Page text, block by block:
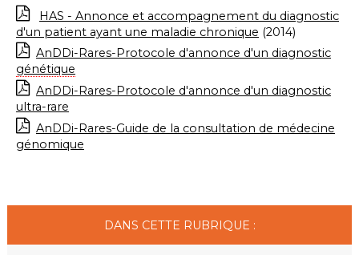
HAS - Annonce et accompagnement du diagnostic
d'un patient ayant une maladie chronique (2014)
AnDDi-Rares-Protocole d'annonce d'un diagnostic
génétique
AnDDi-Rares-Protocole d'annonce d'un diagnostic
ultra-rare
AnDDi-Rares-Guide de la consultation de médecine
génomique
DANS CETTE RUBRIQUE :